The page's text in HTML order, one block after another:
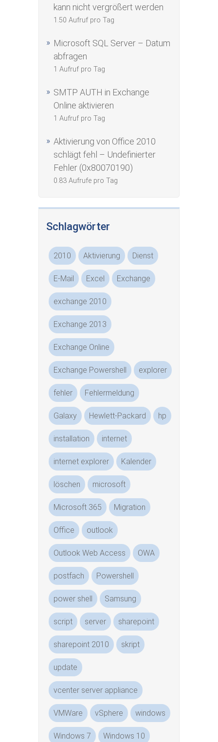
kann nicht vergrößert werden
1.50 Aufruf pro Tag
Microsoft SQL Server – Datum
abfragen
1 Aufruf pro Tag
SMTP AUTH in Exchange
Online aktivieren
1 Aufruf pro Tag
Aktivierung von Office 2010
schlägt fehl – Undefinierter
Fehler (0x80070190)
0.83 Aufrufe pro Tag
Schlagwörter
2010 Aktivierung Dienst
E-Mail Excel Exchange
exchange 2010
Exchange 2013
Exchange Online
Exchange Powershell explorer
fehler Fehlermeldung
Galaxy Hewlett-Packard hp
installation internet
internet explorer Kalender
löschen microsoft
Microsoft 365 Migration
Office outlook
Outlook Web Access OWA
postfach Powershell
power shell Samsung
script server sharepoint
sharepoint 2010 skript
update
vcenter server appliance
VMWare vSphere windows
Windows 7 Windows 10